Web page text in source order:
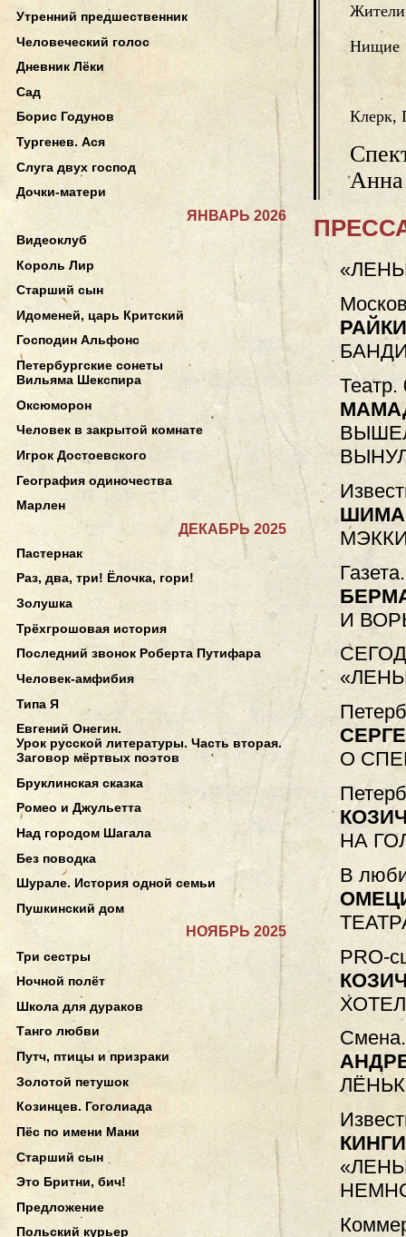
Жители
Нищие
Клерк,
Анна
Театр.
И
О
НА
В
PRO-
Утренний предшественник
Человеческий голос
Дневник Лёки
Сад
Борис Годунов
Тургенев. Ася
Слуга двух господ
Дочки-матери
ЯНВАРЬ 2026
Видеоклуб
Король Лир
Старший сын
Идоменей, царь Критский
Господин Альфонс
Петербургские сонеты
Вильяма Шекспира
Оксюморон
Человек в закрытой комнате
Игрок Достоевского
География одиночества
Марлен
ДЕКАБРЬ 2025
Пастернак
Раз, два, три! Ёлочка, гори!
Золушка
Трёхгрошовая история
Последний звонок Роберта Путифара
Человек-амфибия
Типа Я
Евгений Онегин.
Урок русской литературы. Часть вторая.
Заговор мёртвых поэтов
Бруклинская сказка
Ромео и Джульетта
Над городом Шагала
Без поводка
Шурале. История одной семьи
Пушкинский дом
НОЯБРЬ 2025
Три сестры
Ночной полёт
Школа для дураков
Танго любви
Путч, птицы и призраки
Золотой петушок
Козинцев. Гоголиада
Пёс по имени Мани
Старший сын
Это Бритни, бич!
Предложение
Польский курьер